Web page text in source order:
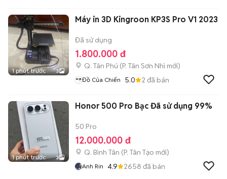
1 phút trước 3
Máy in 3D Kingroon KP3S Pro V1 2023
Đã sử dụng
1.800.000 đ
Q. Tân Phú (P. Tân Sơn Nhì mới)
Đồ Của Chiến 5.0 2 đã bán
1 phút trước 3
Honor 500 Pro Bạc Đã sử dụng 99%
50 Pro
12.000.000 đ
Q. Bình Tân (P. Tân Tạo mới)
Anh Rin 4.9 2658 đã bán